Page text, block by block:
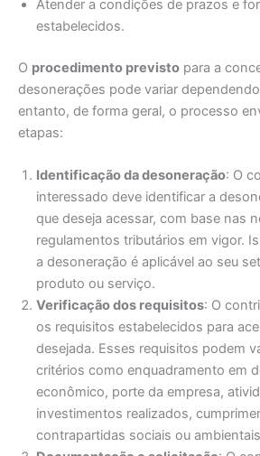
Atender a condições de prazos e
estabelecidos.
O procedimento previsto para a
desonerações pode variar
entanto, de forma geral, o processo
etapas:
Identificação da desoneração: O
interessado deve identificar a
que deseja acessar, com base nas
regulamentos tributários em vigor.
a desoneração é aplicável ao seu
produto ou serviço.
Verificação dos requisitos: O
os requisitos estabelecidos para
desejada. Esses requisitos podem
critérios como enquadramento em
econômico, porte da empresa,
investimentos realizados,
contrapartidas sociais ou